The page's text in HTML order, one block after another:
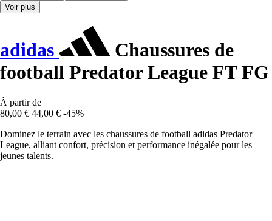
Voir plus
adidas
Chaussures de
football Predator League FT FG
À partir de
80,00 € 44,00 € -45%
Dominez le terrain avec les chaussures de football adidas Predator
League, alliant confort, précision et performance inégalée pour les
jeunes talents.